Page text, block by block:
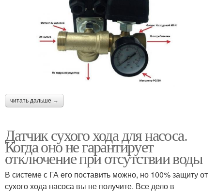
читать дальше →
Датчик сухого хода для насоса.
Когда оно не гарантирует
отключение при отсутствии воды
В системе с ГА его поставить можно, но 100% защиту от
сухого хода насоса вы не получите. Все дело в